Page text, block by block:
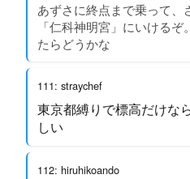
あずさに終点まで乗って、
「仁科神明宮」にいける
たらどうかな
111: straychef
東京都縛りで標高だけな
しい
112: hiruhikoando